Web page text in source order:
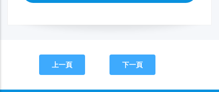
上一頁 下一頁